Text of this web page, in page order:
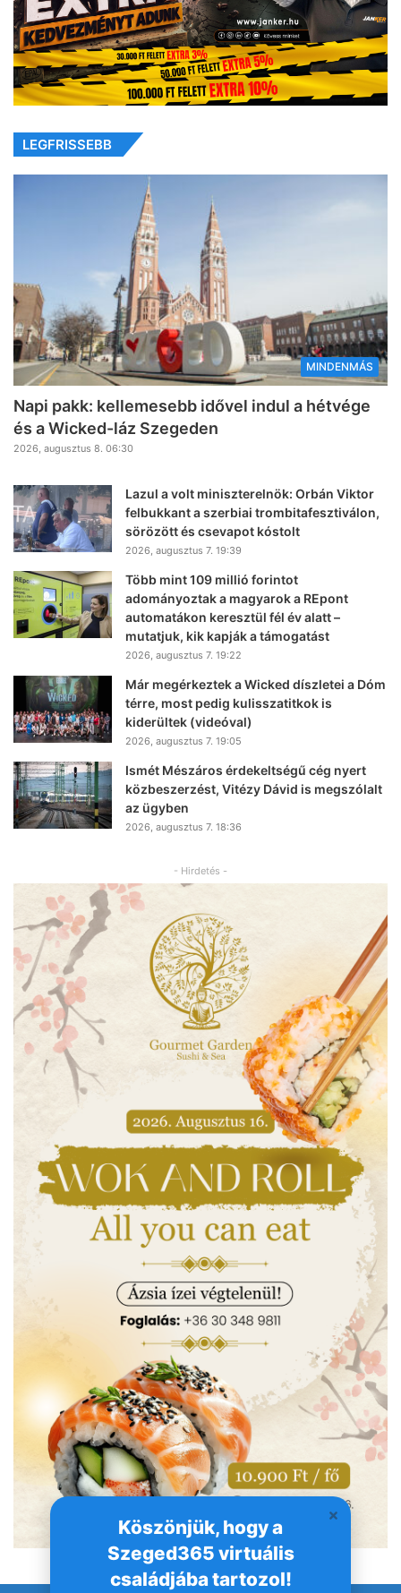
Köszönjük, hogy a
Szeged365 virtuális
családjába tartozol!
LEGFRISSEBB
MINDENMÁS
Napi pakk: kellemesebb idővel indul a hétvége
és a Wicked-láz Szegeden
2026, augusztus 8. 06:30
Lazul a volt miniszterelnök: Orbán Viktor
felbukkant a szerbiai trombitafesztiválon,
sörözött és csevapot kóstolt
2026, augusztus 7. 19:39
Több mint 109 millió forintot
adományoztak a magyarok a REpont
automatákon keresztül fél év alatt –
mutatjuk, kik kapják a támogatást
2026, augusztus 7. 19:22
Már megérkeztek a Wicked díszletei a Dóm
térre, most pedig kulisszatitkok is
kiderültek (videóval)
2026, augusztus 7. 19:05
Ismét Mészáros érdekeltségű cég nyert
közbeszerzést, Vitézy Dávid is megszólalt
az ügyben
2026, augusztus 7. 18:36
- Hirdetés -